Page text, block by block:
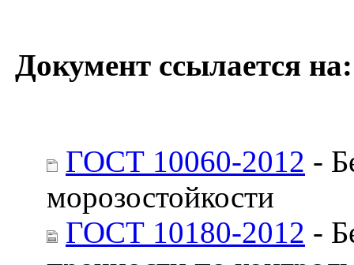
Документ ссылается на:
ГОСТ 10060-2012 -
морозостойкости
ГОСТ 10180-2012 -